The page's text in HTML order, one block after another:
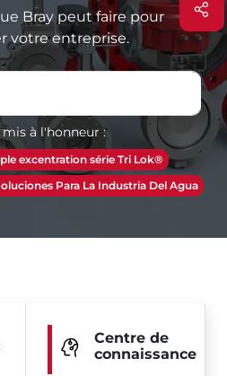
Bray peut faire pour
votre entreprise.
mis à l'honneur :
excentration série Tri Lok®
Para La Industria Del Agua
Centre de
connaissance